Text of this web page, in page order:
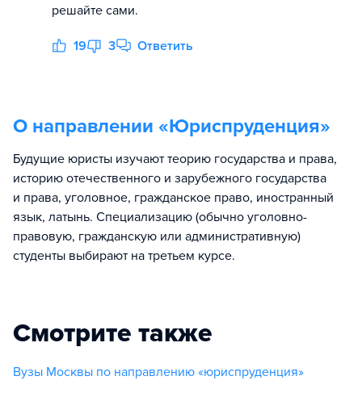
решайте сами.
19 3 Ответить
О направлении «Юриспруденция»
Будущие юристы изучают теорию государства и права,
историю отечественного и зарубежного государства
и права, уголовное, гражданское право, иностранный
язык, латынь. Специализацию (обычно уголовно-
правовую, гражданскую или административную)
студенты выбирают на третьем курсе.
Смотрите также
Вузы Москвы по направлению «юриспруденция»